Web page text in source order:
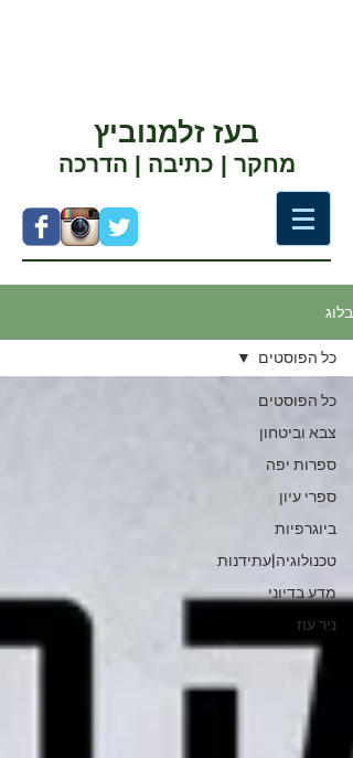
בעז זלמנוביץ
מחקר | כתיבה | הדרכה
בלוג
כל הפוסטים
צבא וביטחון
ספרות יפה
ספרי עיון
ביוגרפיות
טכנולוגיה|עתידנות
מדע בדיוני
ניר עוז
כל הפוסטים